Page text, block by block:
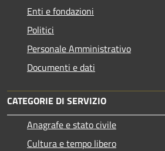
Enti e fondazioni
Politici
Personale Amministrativo
Documenti e dati
CATEGORIE DI SERVIZIO
Anagrafe e stato civile
Cultura e tempo libero